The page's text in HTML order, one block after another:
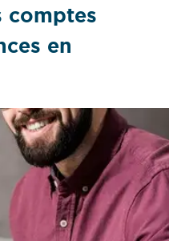
comptes
en